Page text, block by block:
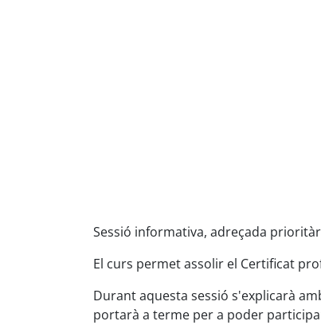
Sessió informativa, adreçada
El curs permet assolir el Certificat
Durant aquesta sessió s'explicarà
portarà a terme per a poder